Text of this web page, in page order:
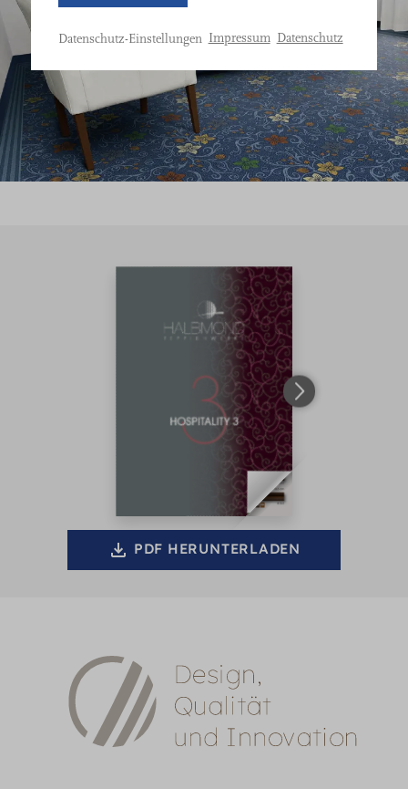
PDF HERUNTERLADEN
Datenschutz-Einstellungen Impressum Datenschutz
treffen
Sie
eine
Auswahl.